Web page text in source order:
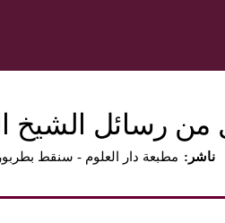
من رسائل الشيخ
مطبعة دار العلوم - سنقط بطربورغ :ناشر